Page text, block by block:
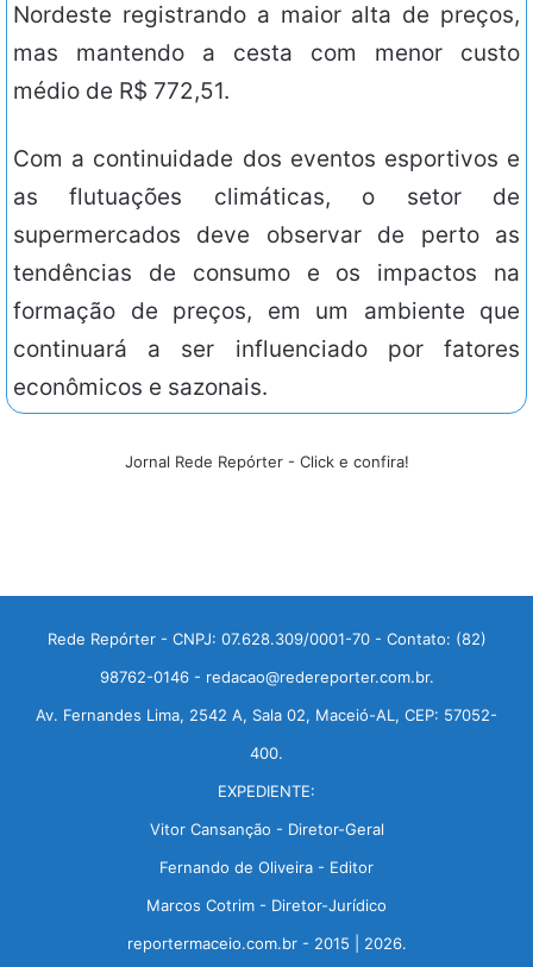
Nordeste registrando a maior alta de preços,
mas mantendo a cesta com menor custo
médio de R$ 772,51.
Com a continuidade dos eventos esportivos e
as flutuações climáticas, o setor de
supermercados deve observar de perto as
tendências de consumo e os impactos na
formação de preços, em um ambiente que
continuará a ser influenciado por fatores
econômicos e sazonais.
Jornal Rede Repórter - Click e confira!
Rede Repórter - CNPJ: 07.628.309/0001-70 - Contato: (82)
98762-0146 - redacao@redereporter.com.br.
Av. Fernandes Lima, 2542 A, Sala 02, Maceió-AL, CEP: 57052-
400.
EXPEDIENTE:
Vitor Cansanção - Diretor-Geral
Fernando de Oliveira - Editor
Marcos Cotrim - Diretor-Jurídico
reportermaceio.com.br - 2015 | 2026.